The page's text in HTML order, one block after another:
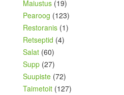
Maiustus (19)
Pearoog (123)
Restoranis (1)
Retseptid (4)
Salat (60)
Supp (27)
Suupiste (72)
Taimetoit (127)